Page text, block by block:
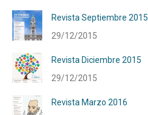
Revista Septiembre 2015
29/12/2015
Revista Diciembre 2015
29/12/2015
Revista Marzo 2016